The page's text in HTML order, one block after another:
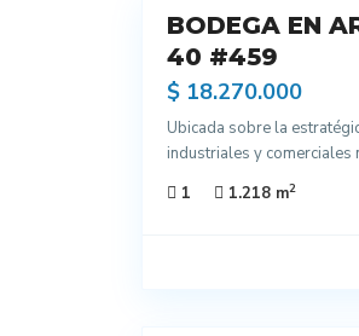
BODEGA EN
40 #459
$ 18.270.000
Ubicada sobre la
industriales y comerciales
1
1.218 m2